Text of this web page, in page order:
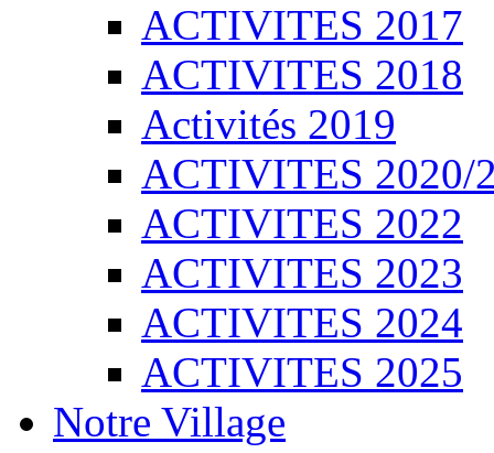
ACTIVITES 2017
ACTIVITES 2018
Activités 2019
ACTIVITES 2020/
ACTIVITES 2022
ACTIVITES 2023
ACTIVITES 2024
ACTIVITES 2025
Notre Village